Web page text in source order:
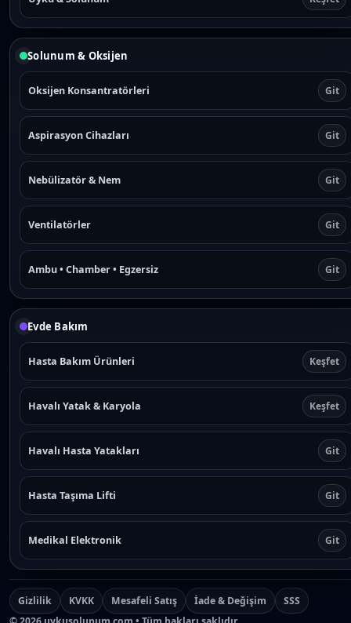
Solunum & Oksijen
Oksijen Konsantratörleri Git
Aspirasyon Cihazları Git
Nebülizatör & Nem Git
Ventilatörler Git
Ambu • Chamber • Egzersiz Git
Evde Bakım
Hasta Bakım Ürünleri Keşfet
Havalı Yatak & Karyola Keşfet
Havalı Hasta Yatakları Git
Hasta Taşıma Lifti Git
Medikal Elektronik Git
Gizlilik KVKK Mesafeli Satış İade & Değişim
SSS